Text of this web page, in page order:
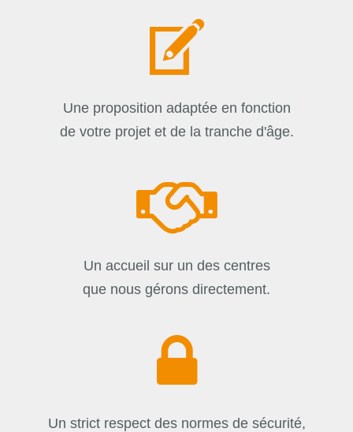
Une proposition adaptée en fonction
de votre projet et de la tranche d'âge.
Un accueil sur un des centres
que nous gérons directement.
Un strict respect des normes de sécurité,